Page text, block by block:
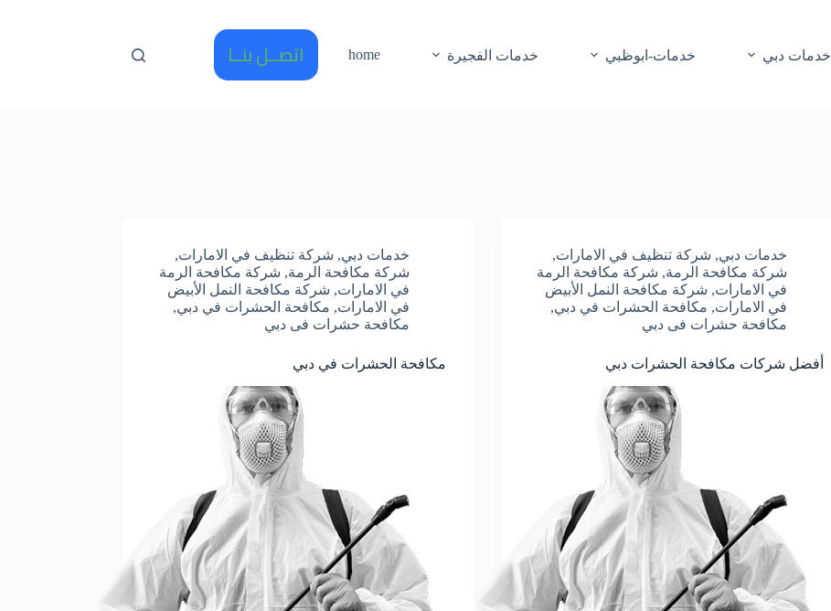
خدمات دبي خدمات-ابوظبي خدمات الفجيرة home اتصــل بنــا
خدمات دبي, شركة تنظيف في الامارات,
شركة مكافحة الرمة, شركة مكافحة الرمة
في الامارات, شركة مكافحة النمل الأبيض
في الامارات, مكافحة الحشرات في دبي,
مكافحة حشرات فى دبي
أفضل شركات مكافحة الحشرات دبي
خدمات دبي, شركة تنظيف في الامارات,
شركة مكافحة الرمة, شركة مكافحة الرمة
في الامارات, شركة مكافحة النمل الأبيض
في الامارات, مكافحة الحشرات في دبي,
مكافحة حشرات فى دبي
مكافحة الحشرات في دبي